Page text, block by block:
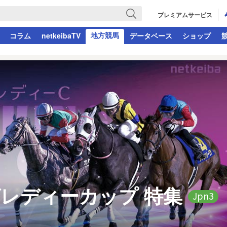
プレミアムサービス
コラム netkeibaTV 地方競馬 データベース ショップ
ディーカップ特集 Jpn3